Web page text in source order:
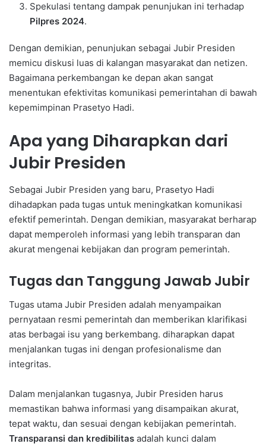
Spekulasi tentang dampak penunjukan ini terhadap
Pilpres 2024.
Dengan demikian, penunjukan sebagai Jubir Presiden
memicu diskusi luas di kalangan masyarakat dan netizen.
Bagaimana perkembangan ke depan akan sangat
menentukan efektivitas komunikasi pemerintahan di bawah
kepemimpinan Prasetyo Hadi.
Apa yang Diharapkan dari
Jubir Presiden
Sebagai Jubir Presiden yang baru, Prasetyo Hadi
dihadapkan pada tugas untuk meningkatkan komunikasi
efektif pemerintah. Dengan demikian, masyarakat berharap
dapat memperoleh informasi yang lebih transparan dan
akurat mengenai kebijakan dan program pemerintah.
Tugas dan Tanggung Jawab Jubir
Tugas utama Jubir Presiden adalah menyampaikan
pernyataan resmi pemerintah dan memberikan klarifikasi
atas berbagai isu yang berkembang. diharapkan dapat
menjalankan tugas ini dengan profesionalisme dan
integritas.
Dalam menjalankan tugasnya, Jubir Presiden harus
memastikan bahwa informasi yang disampaikan akurat,
tepat waktu, dan sesuai dengan kebijakan pemerintah.
Transparansi dan kredibilitas adalah kunci dalam